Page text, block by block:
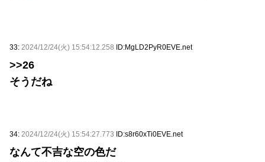
33: 2024/12/24(火) 15:54:12.258 ID:MgLD2PyR0EVE.net
>>26
そうだね
34: 2024/12/24(火) 15:54:27.773 ID:s8r60xTi0EVE.net
なんて不吉な空の色だ